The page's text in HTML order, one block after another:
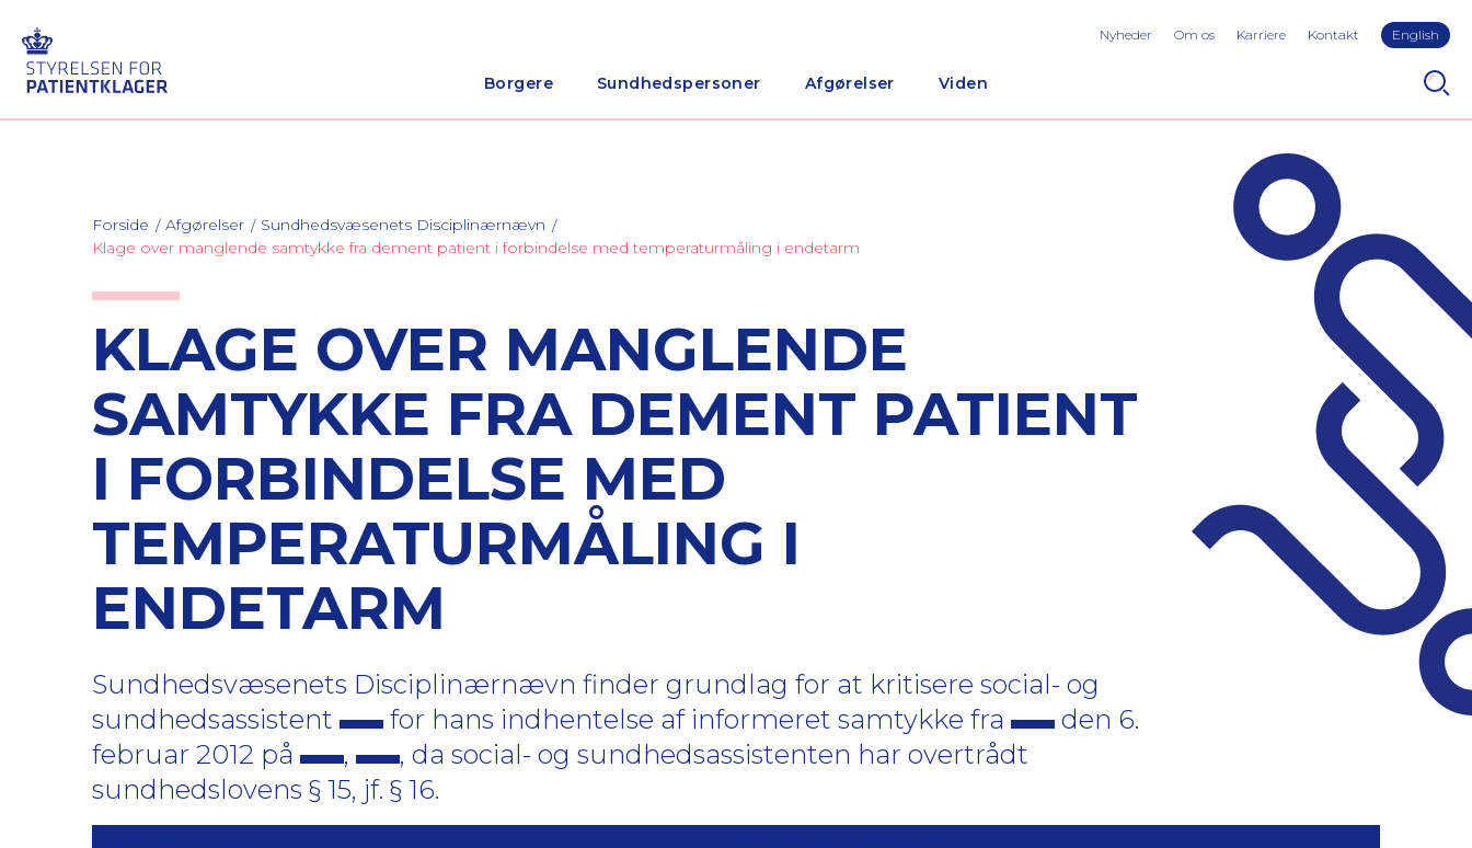
Borgere Sundhedspersoner Afgørelser Viden
Nyheder Om os Karriere Kontakt English
Forside Afgørelser
Sundhedsvæsenets Disciplinærnævn
Klage over manglende samtykke fra dement patient i forbindelse med temperaturmåling i endetarm
KLAGE OVER MANGLENDE
SAMTYKKE FRA DEMENT PATIENT
I FORBINDELSE MED
TEMPERATURMÅLING I
ENDETARM
Sundhedsvæsenets Disciplinærnævn finder grundlag for at kritisere social- og
sundhedsassistent
for hans indhentelse af informeret samtykke fra
den 6.
februar 2012 på
,
, da social- og sundhedsassistenten har overtrådt
sundhedslovens § 15, jf. § 16.